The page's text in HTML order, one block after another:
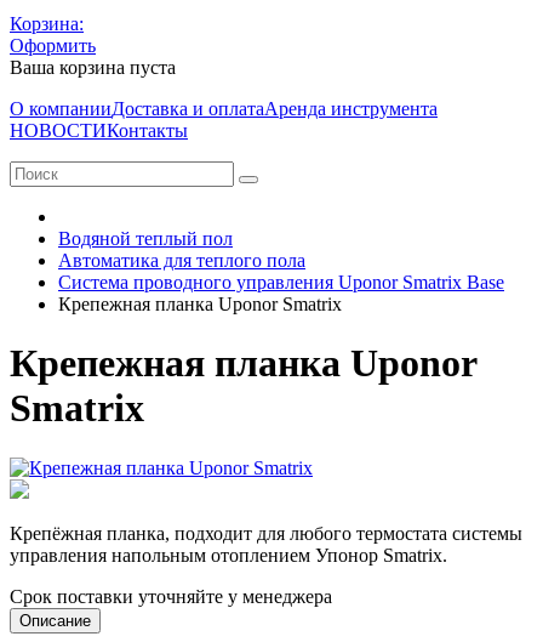
Корзина:
Оформить
Ваша корзина пуста
О компанииДоставка и оплатаАренда инструмента
НОВОСТИКонтакты
Водяной теплый пол
Автоматика для теплого пола
Система проводного управления Uponor Smatrix Base
Крепежная планка Uponor Smatrix
Крепежная планка Uponor
Smatrix
Крепёжная планка, подходит для любого термостата системы
управления напольным отоплением Упонор Smatrix.
Срок поставки уточняйте у менеджера
Описание